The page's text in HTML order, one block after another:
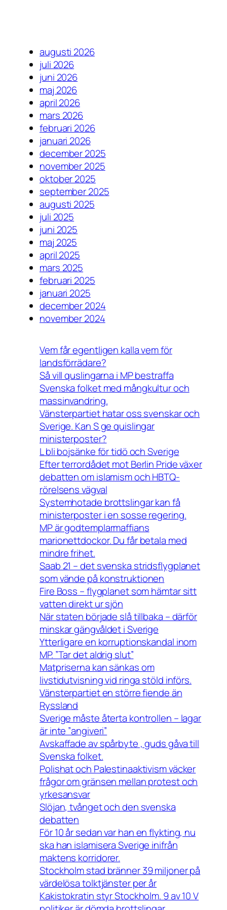
augusti 2026
juli 2026
juni 2026
maj 2026
april 2026
mars 2026
februari 2026
januari 2026
december 2025
november 2025
oktober 2025
september 2025
augusti 2025
juli 2025
juni 2025
maj 2025
april 2025
mars 2025
februari 2025
januari 2025
december 2024
november 2024
Vem får egentligen kalla vem för
landsförrädare?
Så vill quslingarna i MP bestraffa
Svenska folket med mångkultur och
massinvandring.
Vänsterpartiet hatar oss svenskar och
Sverige. Kan S ge quislingar
ministerposter?
L bli bojsänke för tidö och Sverige
Efter terrordådet mot Berlin Pride växer
debatten om islamism och HBTQ-
rörelsens vägval
Systemhotade brottslingar kan få
ministerposter i en sosse regering.
MP är godtemplarmaffians
marionettdockor. Du får betala med
mindre frihet.
Saab 21 – det svenska stridsflygplanet
som vände på konstruktionen
Fire Boss – flygplanet som hämtar sitt
vatten direkt ur sjön
När staten började slå tillbaka – därför
minskar gängvåldet i Sverige
Ytterligare en korruptionskandal inom
MP. ”Tar det aldrig slut”
Matpriserna kan sänkas om
livstidutvisning vid ringa stöld införs.
Vänsterpartiet en större fiende än
Ryssland
Sverige måste återta kontrollen – lagar
är inte ”angiveri”
Avskaffade av spårbyte , guds gåva till
Svenska folket.
Polishat och Palestinaaktivism väcker
frågor om gränsen mellan protest och
yrkesansvar
Slöjan, tvånget och den svenska
debatten
För 10 år sedan var han en flykting, nu
ska han islamisera Sverige inifrån
maktens korridorer.
Stockholm stad bränner 39 miljoner på
värdelösa tolktjänster per år
Kakistokratin styr Stockholm. 9 av 10 V